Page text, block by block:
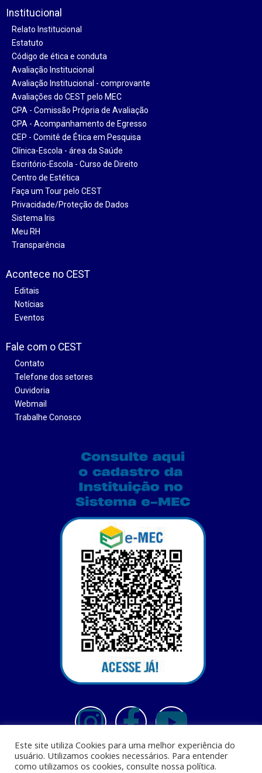
Institucional
Relato Institucional
Estatuto
Código de ética e conduta
Avaliação Institucional
Avaliação Institucional - comprovante
Avaliações do CEST pelo MEC
CPA - Comissão Própria de Avaliação
CPA - Acompanhamento de Egresso
CEP - Comitê de Ética em Pesquisa
Clínica-Escola - área da Saúde
Escritório-Escola - Curso de Direito
Centro de Estética
Faça um Tour pelo CEST
Privacidade/Proteção de Dados
Sistema Iris
Meu RH
Transparência
Acontece no CEST
Editais
Notícias
Eventos
Fale com o CEST
Contato
Telefone dos setores
Ouvidoria
Webmail
Trabalhe Conosco
Este site utiliza Cookies para uma melhor experiência do
usuário. Utilizamos cookies necessários. Para entender
como utilizamos os cookies, consulte nossa política.